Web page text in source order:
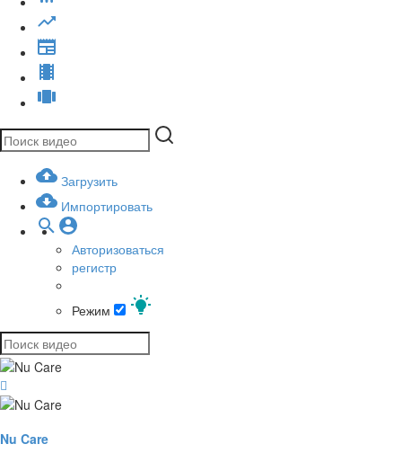
Загрузить
Импортировать
Авторизоваться
регистр
Режим
Nu Care